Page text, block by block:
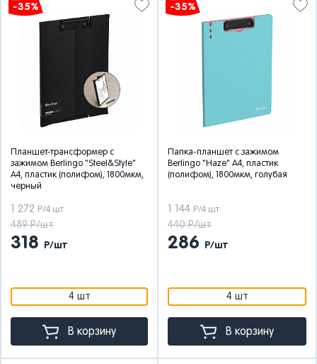
-35%
Планшет-трансформер с
зажимом Berlingo "Steel&Style"
А4, пластик (полифом), 1800мкм,
черный
1 272 Р/4 шт
489 Р/шт
318 Р/шт
4 шт
В корзину
-35%
Папка-планшет с зажимом
Berlingo "Haze" А4, пластик
(полифом), 1800мкм, голубая
1 144 Р/4 шт
440 Р/шт
286 Р/шт
4 шт
В корзину